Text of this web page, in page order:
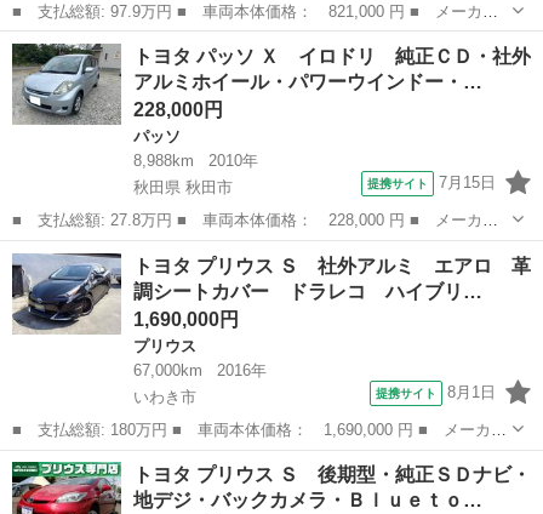
■ 支払総額: 97.9万円 ■ 車両本体価格： 821,000 円 ■ メーカー
名： トヨタ ■ 車種名： タンク ■ グレード名： カスタムＧ
Ｓ ４ＷＤ スマートアシスト 両側パワースライドドア Ｂｌｕｅ
ｔｏｏｔｈ接...
福島 郡山市 トヨタ
トヨタ パッソ Ｘ イロドリ 純正ＣＤ・社外
アルミホイール・パワーウインドー・…
228,000円
パッソ
8,988km
2010年
秋田県 秋田市
提携サイト 7月15日
■ 支払総額: 27.8万円 ■ 車両本体価格： 228,000 円 ■ メーカー
名： トヨタ ■ 車種名： パッソ ■ グレード名： Ｘ イロド
リ 純正ＣＤ・社外アルミホイール・パワーウインドー・キーレス・
電動格納ミラー...
秋田 秋田市 パッソ
トヨタ プリウス Ｓ 社外アルミ エアロ 革
調シートカバー ドラレコ ハイブリ…
1,690,000円
プリウス
67,000km
2016年
いわき市
提携サイト 8月1日
■ 支払総額: 180万円 ■ 車両本体価格： 1,690,000 円 ■ メーカー
名： トヨタ ■ 車種名： プリウス ■ グレード名： Ｓ 社外ア
ルミ エアロ 革調シートカバー ドラレコ ハイブリッド 修復歴
無し ５ド...
福島 いわき市 プリウス
トヨタ プリウス Ｓ 後期型・純正ＳＤナビ・
地デジ・バックカメラ・Ｂｌｕｅｔｏ…